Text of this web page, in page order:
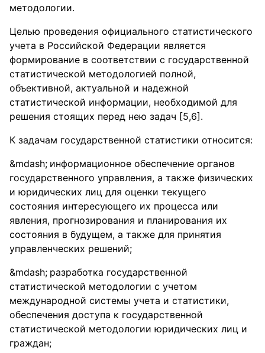
методологии.
Целью проведения официального статистического
учета в Российской Федерации является
формирование в соответствии с государственной
статистической методологией полной,
объективной, актуальной и надежной
статистической информации, необходимой для
решения стоящих перед нею задач [5,6].
К задачам государственной статистики относится:
информационное обеспечение органов
государственного управления, а также физических
и юридических лиц для оценки текущего
состояния интересующего их процесса или
явления, прогнозирования и планирования их
состояния в будущем, а также для принятия
управленческих решений;
разработка государственной
статистической методологии с учетом
международной системы учета и статистики,
обеспечения доступа к государственной
статистической методологии юридических лиц и
граждан;